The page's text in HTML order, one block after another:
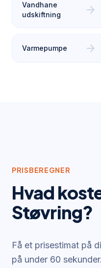
Vandhane
udskiftning
arrow_forward
Varmepumpe arrow_forward
PRISBEREGNER
Hvad
Støvring?
Få et prisestimat på
på under 60